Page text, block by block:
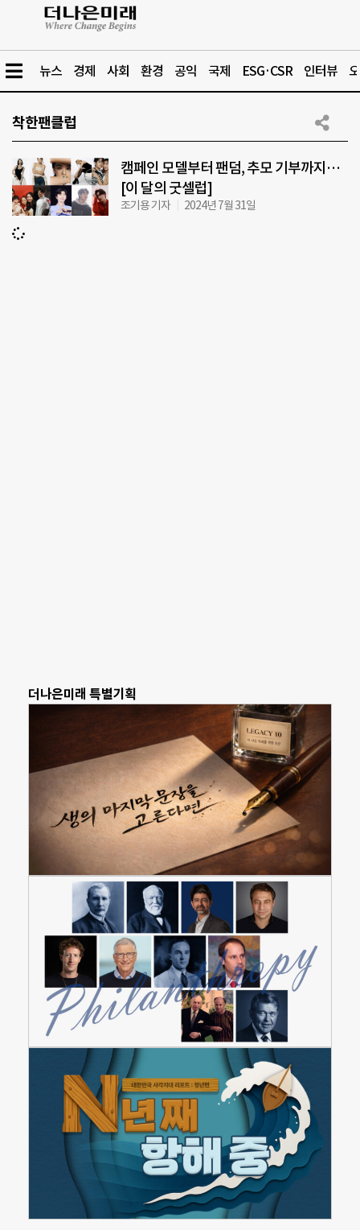
뉴스 경제 사회 환경 공익 국제 ESG·CSR 인터뷰
착한팬클럽
캠페인 모델부터 팬덤, 추모 기부까지…
[이 달의 굿셀럽]
조기용 기자 2024년 7월 31일
더나은미래 특별기획